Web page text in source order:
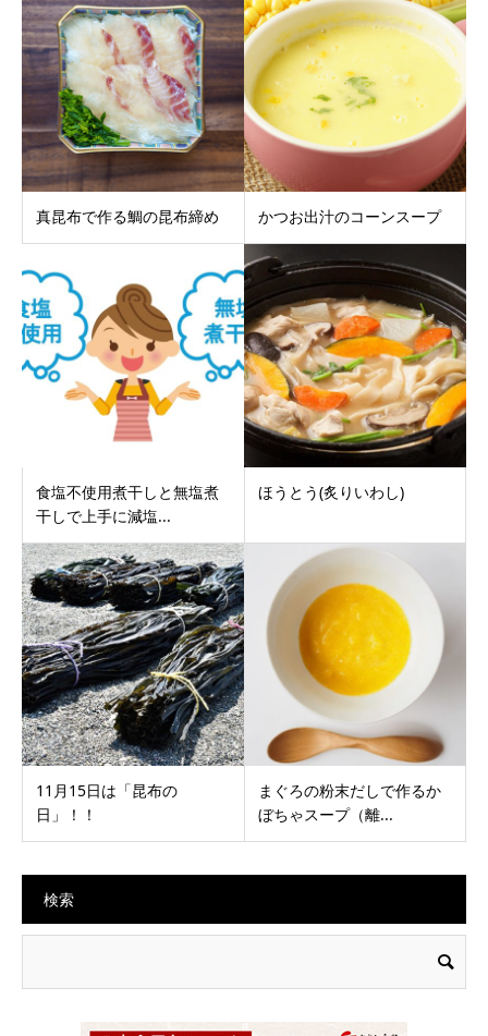
真昆布で作る鯛の昆布締め かつお出汁のコーンスープ
食塩不使用煮干しと無塩煮
干しで上手に減塩...
ほうとう(炙りいわし)
11月15日は「昆布の
日」！！
まぐろの粉末だしで作るか
ぼちゃスープ（離...
検索